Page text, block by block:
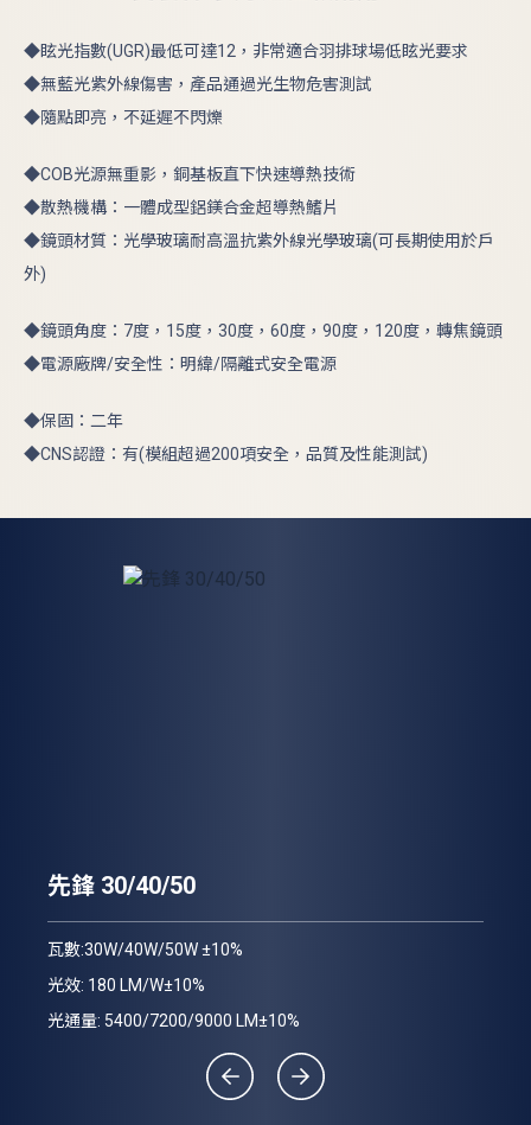
◆眩光指數(UGR)最低可達12，非常適合羽排球場低眩光要求
◆無藍光紫外線傷害，產品通過光生物危害測試
◆隨點即亮，不延遲不閃爍
◆COB光源無重影，銅基板直下快速導熱技術
◆散熱機構：一體成型鋁鎂合金超導熱鰭片
◆鏡頭材質：光學玻璃耐高溫抗紫外線光學玻璃(可長期使用於戶
外)
◆鏡頭角度：7度，15度，30度，60度，90度，120度，轉焦鏡頭
◆電源廠牌/安全性：明緯/隔離式安全電源
◆保固：二年
◆CNS認證：有(模組超過200項安全，品質及性能測試)
先鋒 30/40/50
瓦數:30W/40W/50W ±10%
光效: 180 LM/W±10%
光通量: 5400/7200/9000 LM±10%